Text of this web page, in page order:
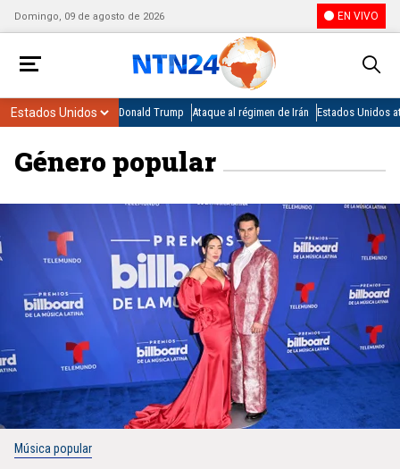
Domingo, 09 de agosto de 2026 EN VIVO
Donald Trump Ataque al régimen de Irán Estados Unidos
Género popular
Música popular